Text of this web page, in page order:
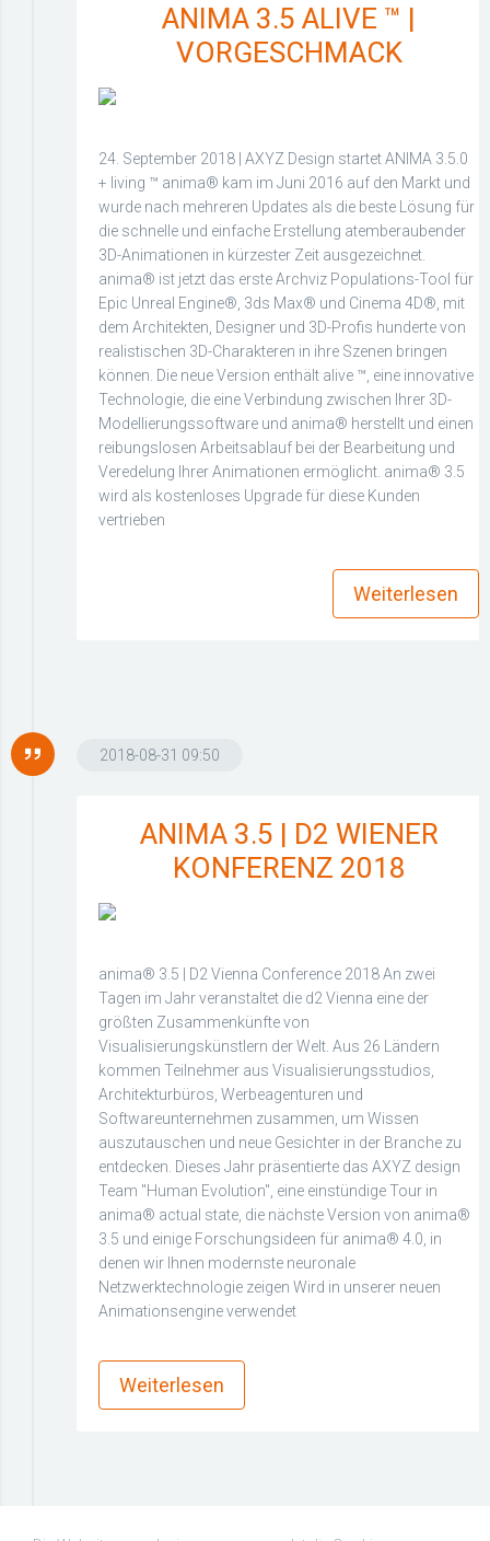
ANIMA 3.5 ALIVE ™ |
VORGESCHMACK
24. September 2018 | AXYZ Design startet ANIMA 3.5.0
+ living ™ anima® kam im Juni 2016 auf den Markt und
wurde nach mehreren Updates als die beste Lösung für
die schnelle und einfache Erstellung atemberaubender
3D-Animationen in kürzester Zeit ausgezeichnet.
anima® ist jetzt das erste Archviz Populations-Tool für
Epic Unreal Engine®, 3ds Max® und Cinema 4D®, mit
dem Architekten, Designer und 3D-Profis hunderte von
realistischen 3D-Charakteren in ihre Szenen bringen
können. Die neue Version enthält alive ™, eine innovative
Technologie, die eine Verbindung zwischen Ihrer 3D-
Modellierungssoftware und anima® herstellt und einen
reibungslosen Arbeitsablauf bei der Bearbeitung und
Veredelung Ihrer Animationen ermöglicht. anima® 3.5
wird als kostenloses Upgrade für diese Kunden
vertrieben
Weiterlesen
2018-08-31 09:50
ANIMA 3.5 | D2 WIENER
KONFERENZ 2018
anima® 3.5 | D2 Vienna Conference 2018 An zwei
Tagen im Jahr veranstaltet die d2 Vienna eine der
größten Zusammenkünfte von
Visualisierungskünstlern der Welt. Aus 26 Ländern
kommen Teilnehmer aus Visualisierungsstudios,
Architekturbüros, Werbeagenturen und
Softwareunternehmen zusammen, um Wissen
auszutauschen und neue Gesichter in der Branche zu
entdecken. Dieses Jahr präsentierte das AXYZ design
Team "Human Evolution", eine einstündige Tour in
anima® actual state, die nächste Version von anima®
3.5 und einige Forschungsideen für anima® 4.0, in
denen wir Ihnen modernste neuronale
Netzwerktechnologie zeigen Wird in unserer neuen
Animationsengine verwendet
Weiterlesen